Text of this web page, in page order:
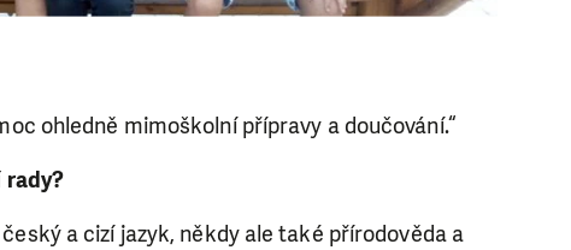
ohledně mimoškolní přípravy a doučování.“
rady?
a cizí jazyk, někdy ale také přírodověda a